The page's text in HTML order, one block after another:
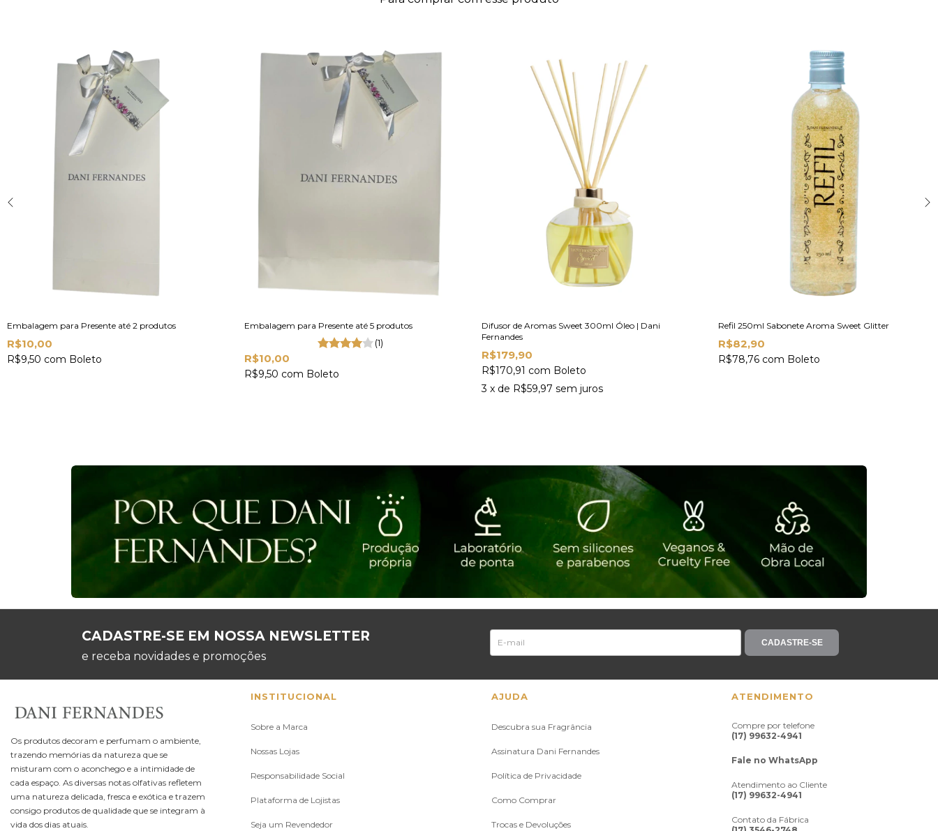
Embalagem para Presente até 2 produtos
R$10,00
R$9,50 com Boleto
Embalagem para Presente até 5 produtos
(1)
R$10,00
R$9,50 com Boleto
Difusor de Aromas Sweet 300ml Óleo | Dani
Fernandes
R$179,90
R$170,91 com Boleto
3 x de R$59,97 sem juros
Refil 250ml Sabonete Aroma Sweet Glitter
R$82,90
R$78,76 com Boleto
CADASTRE-SE EM NOSSA NEWSLETTER
e receba novidades e promoções
CADASTRE-SE
Os produtos decoram e perfumam o ambiente,
trazendo memórias da natureza que se
misturam com o aconchego e a intimidade de
cada espaço. As diversas notas olfativas refletem
uma natureza delicada, fresca e exótica e trazem
consigo produtos de qualidade que se integram à
vida dos dias atuais.
INSTITUCIONAL
Sobre a Marca
Nossas Lojas
Responsabilidade Social
Plataforma de Lojistas
Seja um Revendedor
AJUDA
Descubra sua Fragrância
Assinatura Dani Fernandes
Política de Privacidade
Como Comprar
Trocas e Devoluções
ATENDIMENTO
Compre por telefone
(17) 99632-4941
Fale no WhatsApp
Atendimento ao Cliente
(17) 99632-4941
Contato da Fábrica